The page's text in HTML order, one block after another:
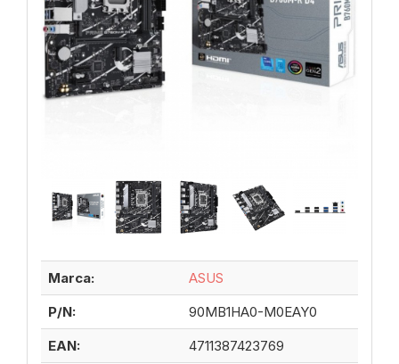
Marca:
ASUS
P/N:
90MB1HA0-M0EAY0
EAN:
4711387423769